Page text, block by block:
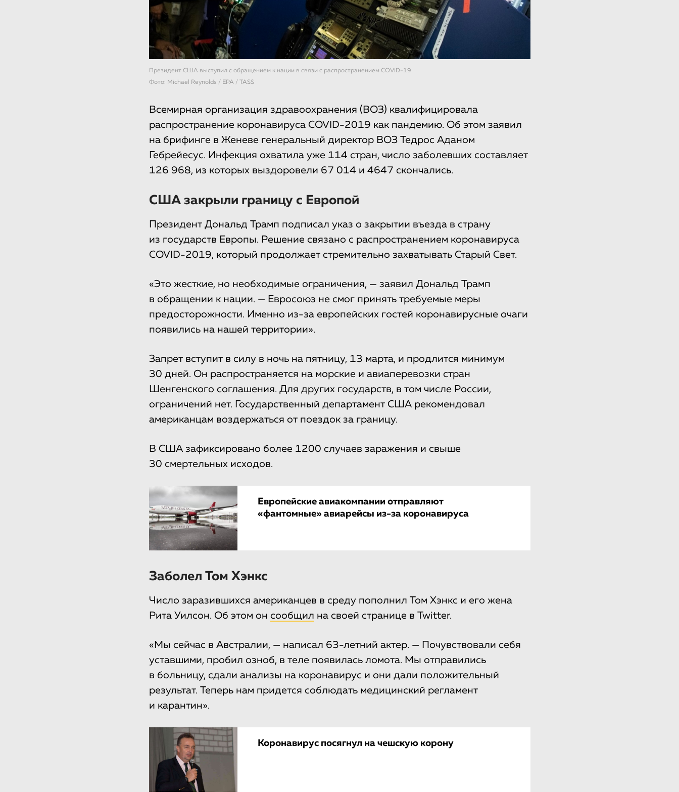
Президент США выступил с обращением к нации в связи с распространением COVID-19
Фото: Michael Reynolds / EPA / TASS
Всемирная организация здравоохранения (ВОЗ) квалифицировала
распространение коронавируса COVID-2019 как пандемию. Об этом заявил
на брифинге в Женеве генеральный директор ВОЗ Тедрос Аданом
Гебрейесус. Инфекция охватила уже 114 стран, число заболевших составляет
126 968, из которых выздоровели 67 014 и 4647 скончались.
США закрыли границу с Европой
Президент Дональд Трамп подписал указ о закрытии въезда в страну
из государств Европы. Решение связано с распространением коронавируса
COVID-2019, который продолжает стремительно захватывать Старый Свет.
«Это жесткие, но необходимые ограничения, — заявил Дональд Трамп
в обращении к нации. — Евросоюз не смог принять требуемые меры
предосторожности. Именно из-за европейских гостей коронавирусные очаги
появились на нашей территории».
Запрет вступит в силу в ночь на пятницу, 13 марта, и продлится минимум
30 дней. Он распространяется на морские и авиаперевозки стран
Шенгенского соглашения. Для других государств, в том числе России,
ограничений нет. Государственный департамент США рекомендовал
американцам воздержаться от поездок за границу.
В США зафиксировано более 1200 случаев заражения и свыше
30 смертельных исходов.
Европейские авиакомпании отправляют
«фантомные» авиарейсы из-за коронавируса
Заболел Том Хэнкс
Число заразившихся американцев в среду пополнил Том Хэнкс и его жена
Рита Уилсон. Об этом он сообщил на своей странице в Twitter.
«Мы сейчас в Австралии, — написал 63-летний актер. — Почувствовали себя
уставшими, пробил озноб, в теле появилась ломота. Мы отправились
в больницу, сдали анализы на коронавирус и они дали положительный
результат. Теперь нам придется соблюдать медицинский регламент
и карантин».
Коронавирус посягнул на чешскую корону